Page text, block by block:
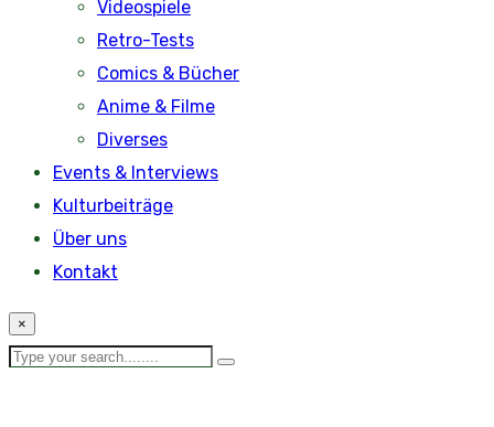
Videospiele
Retro-Tests
Comics & Bücher
Anime & Filme
Diverses
Events & Interviews
Kulturbeiträge
Über uns
Kontakt
×